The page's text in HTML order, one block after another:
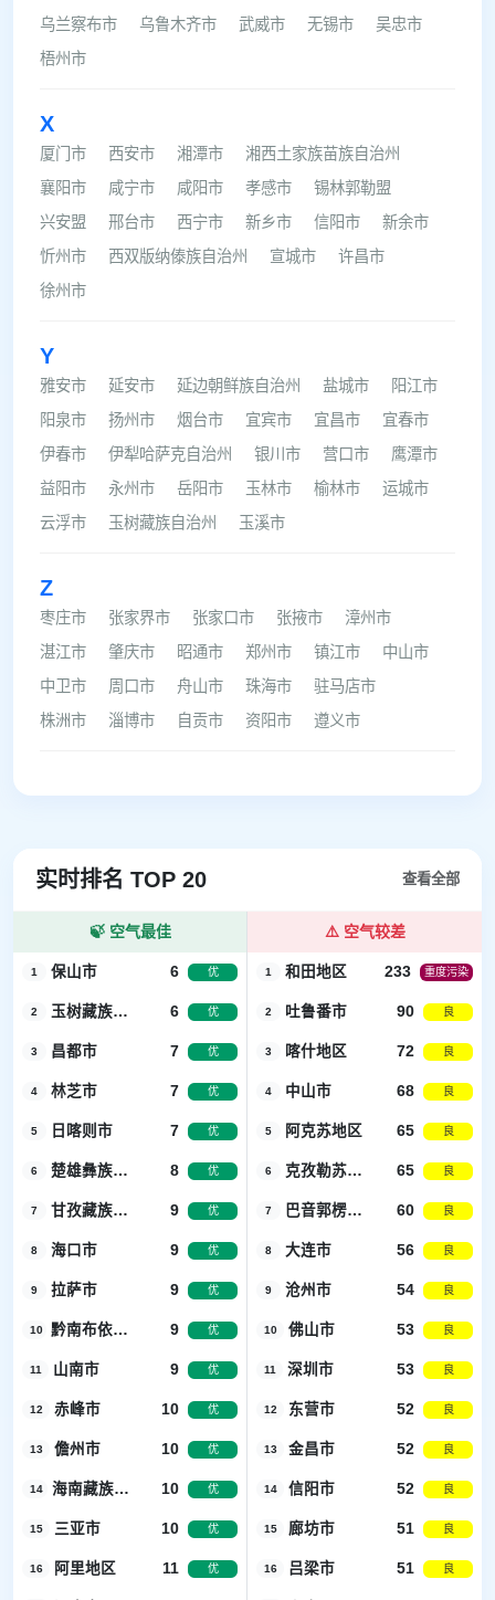
乌兰察布市
乌鲁木齐市 武威市 无锡市
吴忠市
梧州市
X
厦门市 西安市 湘潭市
湘西土家族苗族自治州
襄阳市
咸宁市 咸阳市 孝感市
锡林郭勒盟
兴安盟
邢台市 西宁市 新乡市 信阳市
新余市
忻州市
西双版纳傣族自治州 宣城市
许昌市
徐州市
Y
雅安市 延安市 延边朝鲜族自治州 盐城市
阳江市
阳泉市
扬州市 烟台市 宜宾市 宜昌市
宜春市
伊春市
伊犁哈萨克自治州 银川市 营口市
鹰潭市
益阳市
永州市 岳阳市 玉林市 榆林市
运城市
云浮市
玉树藏族自治州 玉溪市
Z
枣庄市 张家界市 张家口市 张掖市
漳州市
湛江市
肇庆市 昭通市 郑州市 镇江市
中山市
中卫市
周口市 舟山市 珠海市
驻马店市
株洲市
淄博市 自贡市 资阳市 遵义市
实时排名 TOP 20 查看全部
🍃 空气最佳
1 保山市 6 优
2 玉树藏族自治州 6 优
3 昌都市 7 优
4 林芝市 7 优
5 日喀则市 7 优
6 楚雄彝族自治州 8 优
7 甘孜藏族自治州 9 优
8 海口市 9 优
9 拉萨市 9 优
10 黔南布依族苗族自治州 9 优
11 山南市 9 优
12 赤峰市 10 优
13 儋州市 10 优
14 海南藏族自治州 10 优
15 三亚市 10 优
16 阿里地区 11 优
⚠️ 空气较差
1 和田地区 233 重度污染
2 吐鲁番市 90 良
3 喀什地区 72 良
4 中山市 68 良
5 阿克苏地区 65 良
6 克孜勒苏柯尔克孜自治州 65 良
7 巴音郭楞蒙古自治州 60 良
8 大连市 56 良
9 沧州市 54 良
10 佛山市 53 良
11 深圳市 53 良
12 东营市 52 良
13 金昌市 52 良
14 信阳市 52 良
15 廊坊市 51 良
16 吕梁市 51 良